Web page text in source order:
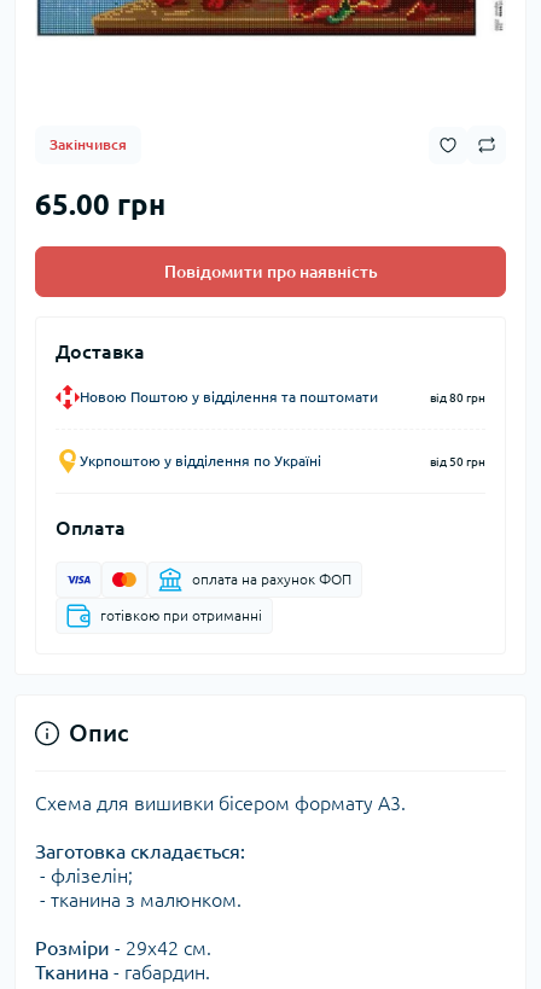
Закінчився
65.00 грн
Повідомити про наявність
Доставка
Новою Поштою у відділення та поштомати від 80 грн
Укрпоштою у відділення по Україні від 50 грн
Оплата
оплата на рахунок ФОП
готівкою при отриманні
Опис
Схема для вишивки бісером формату А3.
Заготовка складається:
- флізелін;
- тканина з малюнком.
Розміри - 29х42 см.
Тканина - габардин.